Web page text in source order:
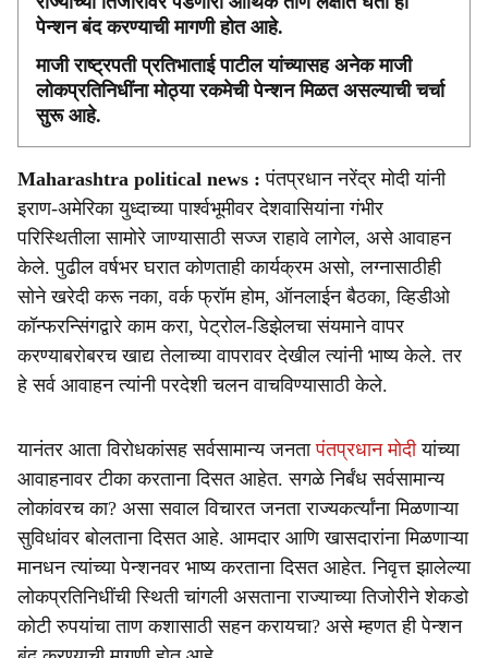
पेन्शन बंद करण्याची मागणी होत आहे.
माजी राष्ट्रपती प्रतिभाताई पाटील यांच्यासह अनेक माजी
लोकप्रतिनिधींना मोठ्या रकमेची पेन्शन मिळत असल्याची चर्चा
सुरू आहे.
Maharashtra political news : पंतप्रधान नरेंद्र मोदी यांनी
इराण-अमेरिका युध्दाच्या पार्श्वभूमीवर देशवासियांना गंभीर
परिस्थितीला सामोरे जाण्यासाठी सज्ज राहावे लागेल, असे आवाहन
केले. पुढील वर्षभर घरात कोणताही कार्यक्रम असो, लग्नासाठीही
सोने खरेदी करू नका, वर्क फ्रॉम होम, ऑनलाईन बैठका, व्हिडीओ
कॉन्फरन्सिंगद्वारे काम करा, पेट्रोल-डिझेलचा संयमाने वापर
करण्याबरोबरच खाद्य तेलाच्या वापरावर देखील त्यांनी भाष्य केले. तर
हे सर्व आवाहन त्यांनी परदेशी चलन वाचविण्यासाठी केले.
यानंतर आता विरोधकांसह सर्वसामान्य जनतापंतप्रधान मोदीयांच्या
आवाहनावर टीका करताना दिसत आहेत. सगळे निर्बंध सर्वसामान्य
लोकांवरच का? असा सवाल विचारत जनता राज्यकर्त्यांना मिळणाऱ्या
सुविधांवर बोलताना दिसत आहे. आमदार आणि खासदारांना मिळणाऱ्या
मानधन त्यांच्या पेन्शनवर भाष्य करताना दिसत आहेत. निवृत्त झालेल्या
लोकप्रतिनिधींची स्थिती चांगली असताना राज्याच्या तिजोरीने शेकडो
कोटी रुपयांचा ताण कशासाठी सहन करायचा? असे म्हणत ही पेन्शन